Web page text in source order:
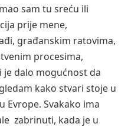
sam tu sreću ili
prije mene,
građanskim ratovima,
procesima,
dalo mogućnost da
kako stvari stoje u
Evrope. Svakako ima
zabrinuti, kada je u